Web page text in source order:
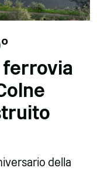
ferrovia
della